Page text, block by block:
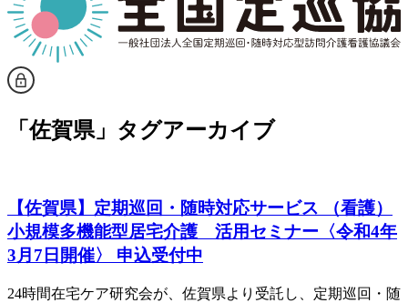
「佐賀県」タグアーカイブ
【佐賀県】定期巡回・随時対応サービス （看護）
小規模多機能型居宅介護 活用セミナー〈令和4年
3月7日開催〉 申込受付中
24時間在宅ケア研究会が、佐賀県より受託し、定期巡回・随